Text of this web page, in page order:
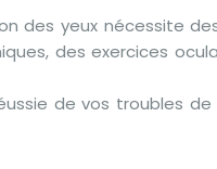
des yeux nécessite
des exercices
de vos troubles